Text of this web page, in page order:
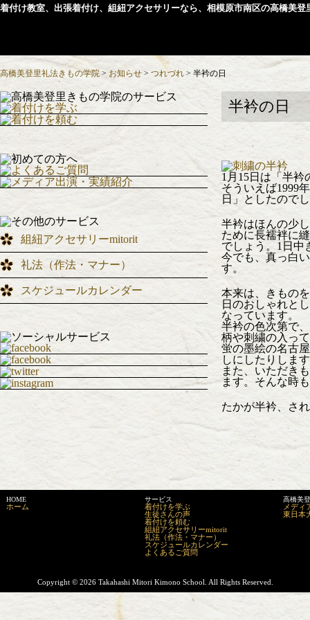
着付け教室、出張着付け、組紐アクセサリーなら、相模原市南区の高橋美登
高橋美登里礼法きもの学院 > お知らせ > つれづれ > 半衿の日
半衿の日
1月15日は「半衿
そういえば1999
日」としたので
半衿はほんの少
ために長襦袢に
でしょう。1日中
今でも、真っ白
す。
本来は、きもの
日のおしゃれと
なっています。
半衿の色次第で
柄や刺繍の入っ
蛍の墨絵の名古
しにしたりしま
また、いただき
ます。そんな時
たかが半衿、さ
組紐アクセサリーmitorit
礼法（作法・マナー）
スケジュールカレンダー
HOME
ホーム
サービス
着付けを学ぶ
生徒さんの声
着付けを頼む
組紐アクセサリーmitorit
礼法（作法・マナー）
スケジュールカレンダー
よくあるご質問
高橋美
メディ
東日本
Copyright © 2026 Takahashi Mitori Kimono School. All Rights Reserved.